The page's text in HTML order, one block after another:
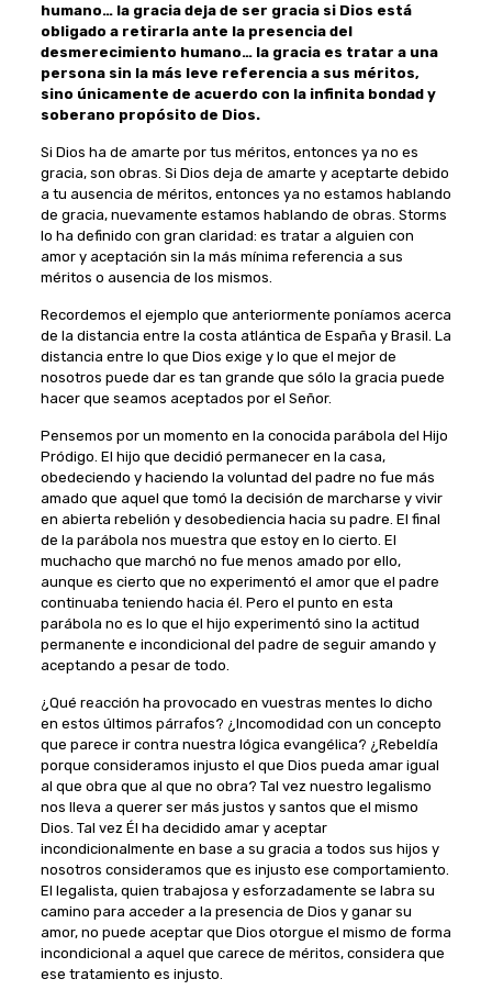
humano… la gracia deja de ser gracia si Dios está
obligado a retirarla ante la presencia del
desmerecimiento humano… la gracia es tratar a una
persona sin la más leve referencia a sus méritos,
sino únicamente de acuerdo con la infinita bondad y
soberano propósito de Dios.
Si Dios ha de amarte por tus méritos, entonces ya no es
gracia, son obras. Si Dios deja de amarte y aceptarte debido
a tu ausencia de méritos, entonces ya no estamos hablando
de gracia, nuevamente estamos hablando de obras. Storms
lo ha definido con gran claridad: es tratar a alguien con
amor y aceptación sin la más mínima referencia a sus
méritos o ausencia de los mismos.
Recordemos el ejemplo que anteriormente poníamos acerca
de la distancia entre la costa atlántica de España y Brasil. La
distancia entre lo que Dios exige y lo que el mejor de
nosotros puede dar es tan grande que sólo la gracia puede
hacer que seamos aceptados por el Señor.
Pensemos por un momento en la conocida parábola del Hijo
Pródigo. El hijo que decidió permanecer en la casa,
obedeciendo y haciendo la voluntad del padre no fue más
amado que aquel que tomó la decisión de marcharse y vivir
en abierta rebelión y desobediencia hacia su padre. El final
de la parábola nos muestra que estoy en lo cierto. El
muchacho que marchó no fue menos amado por ello,
aunque es cierto que no experimentó el amor que el padre
continuaba teniendo hacia él. Pero el punto en esta
parábola no es lo que el hijo experimentó sino la actitud
permanente e incondicional del padre de seguir amando y
aceptando a pesar de todo.
¿Qué reacción ha provocado en vuestras mentes lo dicho
en estos últimos párrafos? ¿Incomodidad con un concepto
que parece ir contra nuestra lógica evangélica? ¿Rebeldía
porque consideramos injusto el que Dios pueda amar igual
al que obra que al que no obra? Tal vez nuestro legalismo
nos lleva a querer ser más justos y santos que el mismo
Dios. Tal vez Él ha decidido amar y aceptar
incondicionalmente en base a su gracia a todos sus hijos y
nosotros consideramos que es injusto ese comportamiento.
El legalista, quien trabajosa y esforzadamente se labra su
camino para acceder a la presencia de Dios y ganar su
amor, no puede aceptar que Dios otorgue el mismo de forma
incondicional a aquel que carece de méritos, considera que
ese tratamiento es injusto.